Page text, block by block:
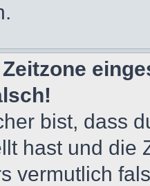
bist, dass
hast und die
vermutlich